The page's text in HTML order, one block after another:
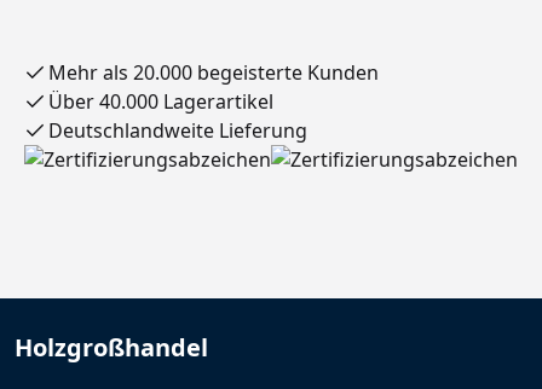
Mehr als 20.000 begeisterte Kunden
Über 40.000 Lagerartikel
Deutschlandweite Lieferung
Holzgroßhandel